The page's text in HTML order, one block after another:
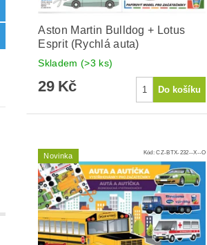
Aston Martin Bulldog + Lotus
Esprit (Rychlá auta)
Skladem (>3 ks)
29 Kč
Novinka Kód:CZ-BTX-232--X--O